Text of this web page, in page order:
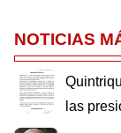
NOTICIAS
las